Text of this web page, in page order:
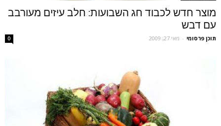
מוצר חדש לכבוד חג השבועות: חלב עיזים מעורבב
עם דבש
תוכן פרסומי - מאי 27, 2009 0